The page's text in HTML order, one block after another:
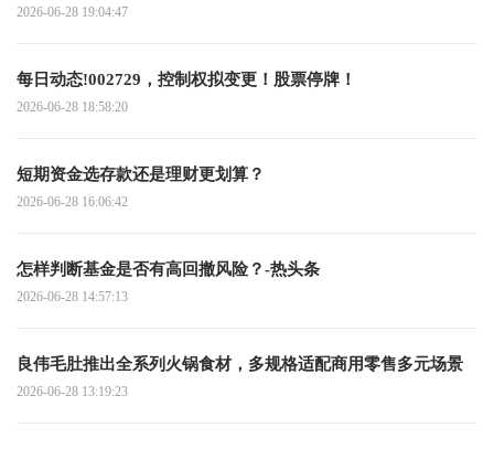
2026-06-28 19:04:47
每日动态!002729，控制权拟变更！股票停牌！
2026-06-28 18:58:20
短期资金选存款还是理财更划算？
2026-06-28 16:06:42
怎样判断基金是否有高回撤风险？-热头条
2026-06-28 14:57:13
良伟毛肚推出全系列火锅食材，多规格适配商用零售多元场景
2026-06-28 13:19:23